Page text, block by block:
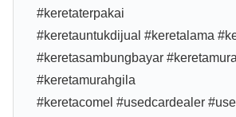
#keretaterpakai
#keretauntukdijual #keretalama
#keretasambungbayar
#keretamurahgila
#keretacomel #usedcardealer